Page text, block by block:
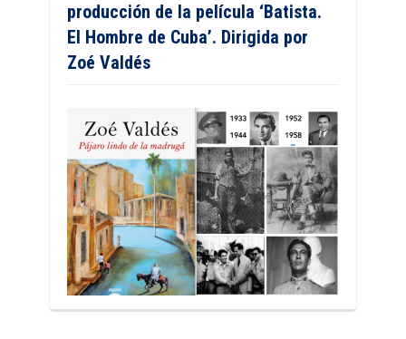
producción de la película ‘Batista.
El Hombre de Cuba’. Dirigida por
Zoé Valdés